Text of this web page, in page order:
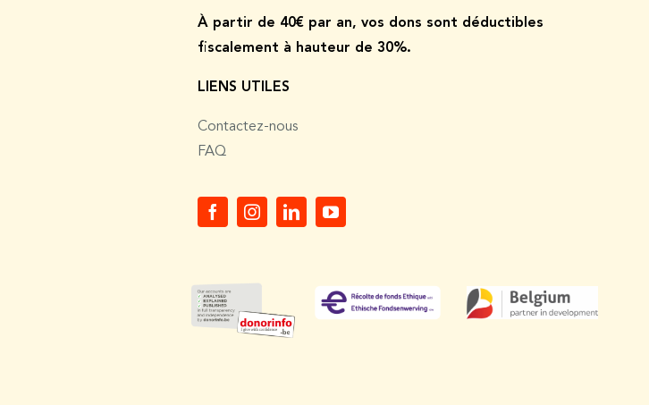
À partir de 40€ par an, vos dons sont déductibles
fiscalement à hauteur de 30%.
LIENS UTILES
Contactez-nous
FAQ